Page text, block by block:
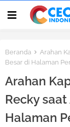
Beranda
Arahan
Besar di Halaman
Arahan
Recky
Halaman